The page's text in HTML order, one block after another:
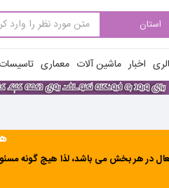
اخبار ماشین آلات معماری تاسیسات
در هر بخش می باشد، لذا هیچ گونه